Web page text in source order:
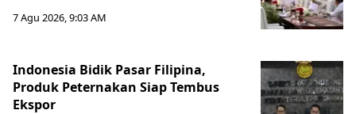
7 Agu 2026, 9:03 AM
Indonesia Bidik Pasar Filipina,
Produk Peternakan Siap Tembus
Ekspor